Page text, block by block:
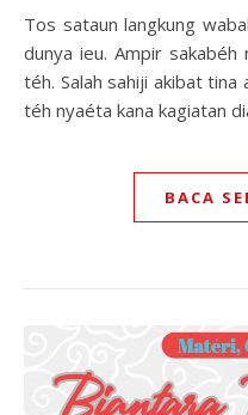
Tos sataun langkung wabah corona atawa covid-19 aya di
dunya ieu. Ampir
téh. Salah sahiji akibat
téh nyaéta kana kagiatan
BACA